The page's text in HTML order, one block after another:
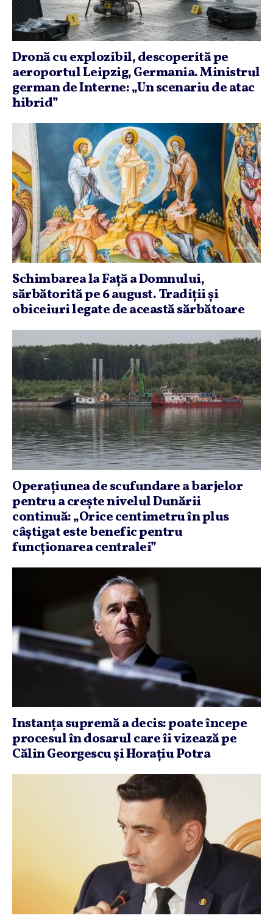
Dronă cu explozibil, descoperită pe
aeroportul Leipzig, Germania. Ministrul
german de Interne: „Un scenariu de atac
hibrid”
Schimbarea la Faţă a Domnului,
sărbătorită pe 6 august. Tradiţii şi
obiceiuri legate de această sărbătoare
Operaţiunea de scufundare a barjelor
pentru a creşte nivelul Dunării
continuă: „Orice centimetru în plus
câştigat este benefic pentru
funcţionarea centralei”
Instanţa supremă a decis: poate începe
procesul în dosarul care îi vizează pe
Călin Georgescu şi Horaţiu Potra